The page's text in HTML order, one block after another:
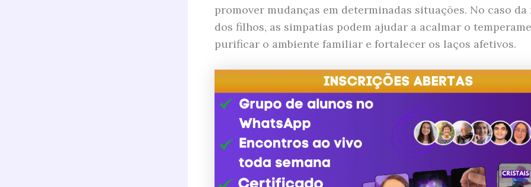
promover mudanças em determinadas situações. No caso da
dos filhos, as simpatias podem ajudar a acalmar o
purificar o ambiente familiar e fortalecer os laços afetivos.